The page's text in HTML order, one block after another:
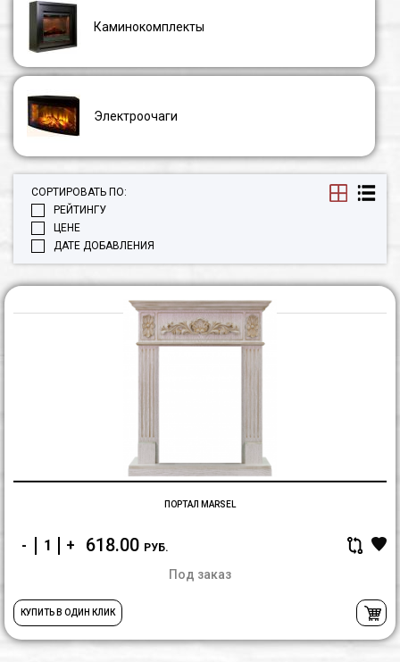
Каминокомплекты
Электроочаги
СОРТИРОВАТЬ ПО:
РЕЙТИНГУ
ЦЕНЕ
ДАТЕ ДОБАВЛЕНИЯ
ПОРТАЛ MARSEL
+
- 618.00 РУБ.
Под заказ
КУПИТЬ В ОДИН КЛИК